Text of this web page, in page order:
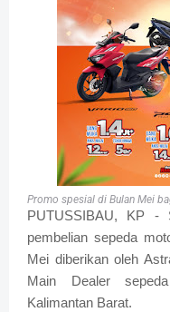
Promo spesial di Bulan Mei
PUTUSSIBAU, KP -
pembelian sepeda
Mei diberikan oleh
Main Dealer
Kalimantan Barat.